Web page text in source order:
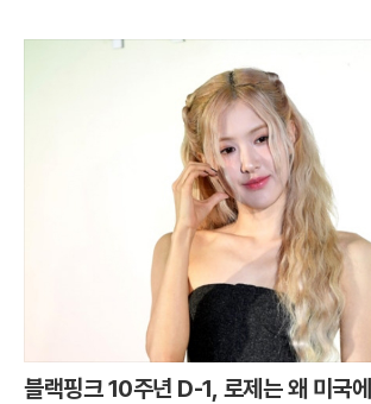
블랙핑크 10주년 D-1, 로제는 왜 미국